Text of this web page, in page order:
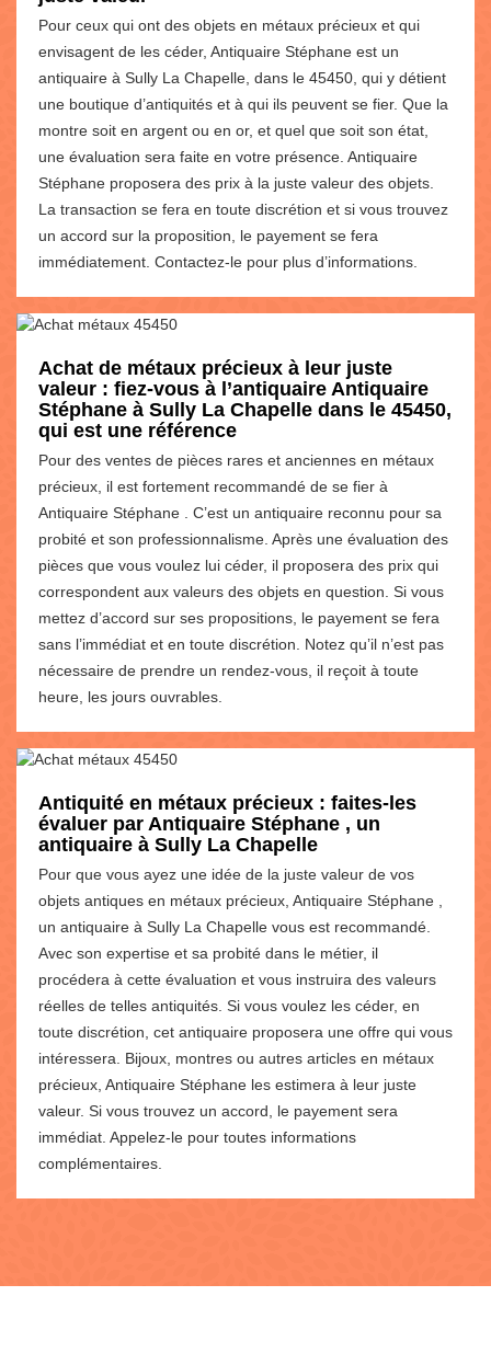
Pour ceux qui ont des objets en métaux précieux et qui
envisagent de les céder, Antiquaire Stéphane est un
antiquaire à Sully La Chapelle, dans le 45450, qui y détient
une boutique d’antiquités et à qui ils peuvent se fier. Que la
montre soit en argent ou en or, et quel que soit son état,
une évaluation sera faite en votre présence. Antiquaire
Stéphane proposera des prix à la juste valeur des objets.
La transaction se fera en toute discrétion et si vous trouvez
un accord sur la proposition, le payement se fera
immédiatement. Contactez-le pour plus d’informations.
Achat de métaux précieux à leur juste
valeur : fiez-vous à l’antiquaire Antiquaire
Stéphane à Sully La Chapelle dans le 45450,
qui est une référence
Pour des ventes de pièces rares et anciennes en métaux
précieux, il est fortement recommandé de se fier à
Antiquaire Stéphane . C’est un antiquaire reconnu pour sa
probité et son professionnalisme. Après une évaluation des
pièces que vous voulez lui céder, il proposera des prix qui
correspondent aux valeurs des objets en question. Si vous
mettez d’accord sur ses propositions, le payement se fera
sans l’immédiat et en toute discrétion. Notez qu’il n’est pas
nécessaire de prendre un rendez-vous, il reçoit à toute
heure, les jours ouvrables.
Antiquité en métaux précieux : faites-les
évaluer par Antiquaire Stéphane , un
antiquaire à Sully La Chapelle
Pour que vous ayez une idée de la juste valeur de vos
objets antiques en métaux précieux, Antiquaire Stéphane ,
un antiquaire à Sully La Chapelle vous est recommandé.
Avec son expertise et sa probité dans le métier, il
procédera à cette évaluation et vous instruira des valeurs
réelles de telles antiquités. Si vous voulez les céder, en
toute discrétion, cet antiquaire proposera une offre qui vous
intéressera. Bijoux, montres ou autres articles en métaux
précieux, Antiquaire Stéphane les estimera à leur juste
valeur. Si vous trouvez un accord, le payement sera
immédiat. Appelez-le pour toutes informations
complémentaires.